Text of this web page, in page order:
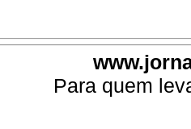
Para quem